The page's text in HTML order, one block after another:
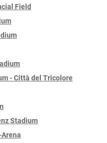
Field
- Città del Tricolore
Stadium